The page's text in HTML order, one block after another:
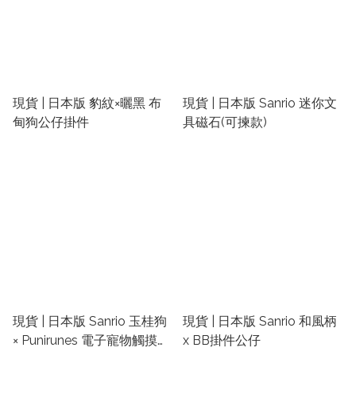
現貨 | 日本版 豹紋×曬黑 布
甸狗公仔掛件
現貨 | 日本版 Sanrio 迷你文
具磁石(可揀款)
現貨 | 日本版 Sanrio 玉桂狗
× Punirunes 電子寵物觸摸互
現貨 | 日本版 Sanrio 和風柄
x BB掛件公仔